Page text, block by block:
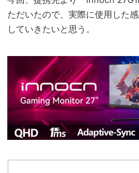
ただいたので、実際に使用した
していきたいと思う。